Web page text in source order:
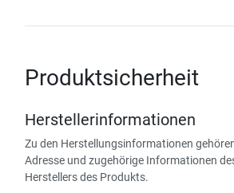
Produktsicherheit
Herstellerinformationen
Zu den Herstellungsinformationen
Adresse und zugehörige Informationen
Herstellers des Produkts.